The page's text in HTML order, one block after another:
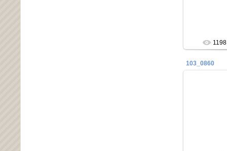
1198
103_0860